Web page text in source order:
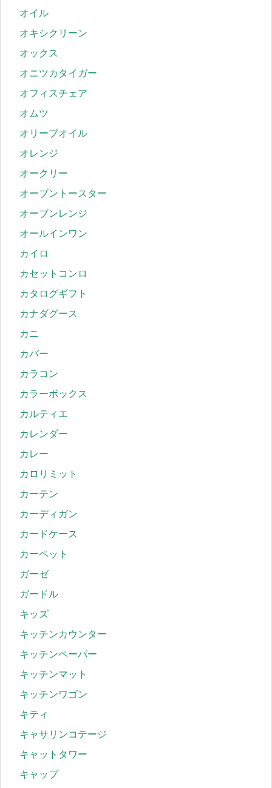
オイル
オキシクリーン
オックス
オニツカタイガー
オフィスチェア
オムツ
オリーブオイル
オレンジ
オークリー
オーブントースター
オーブンレンジ
オールインワン
カイロ
カセットコンロ
カタログギフト
カナダグース
カニ
カバー
カラコン
カラーボックス
カルティエ
カレンダー
カレー
カロリミット
カーテン
カーディガン
カードケース
カーペット
ガーゼ
ガードル
キッズ
キッチンカウンター
キッチンペーパー
キッチンマット
キッチンワゴン
キティ
キャサリンコテージ
キャットタワー
キャップ